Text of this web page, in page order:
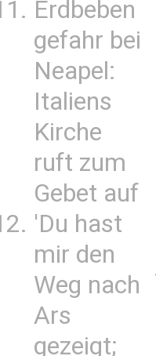
Erdbeben
gefahr bei
Neapel:
Italiens
Kirche
ruft zum
Gebet auf
'Du hast
mir den
Weg nach
Ars
gezeigt;